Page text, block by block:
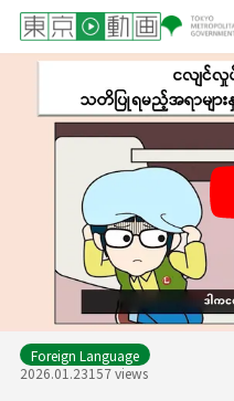
Foreign Language
2026.01.23157 views